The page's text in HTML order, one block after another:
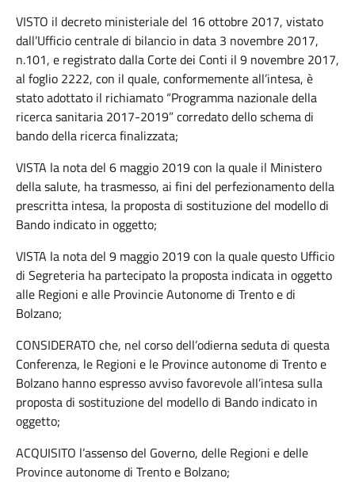
VISTO il decreto ministeriale del 16 ottobre 2017, vistato
dall’Ufficio centrale di bilancio in data 3 novembre 2017,
n.101, e registrato dalla Corte dei Conti il 9 novembre 2017,
al foglio 2222, con il quale, conformemente all’intesa, è
stato adottato il richiamato “Programma nazionale della
ricerca sanitaria 2017-2019” corredato dello schema di
bando della ricerca finalizzata;
VISTA la nota del 6 maggio 2019 con la quale il Ministero
della salute, ha trasmesso, ai fini del perfezionamento della
prescritta intesa, la proposta di sostituzione del modello di
Bando indicato in oggetto;
VISTA la nota del 9 maggio 2019 con la quale questo Ufficio
di Segreteria ha partecipato la proposta indicata in oggetto
alle Regioni e alle Provincie Autonome di Trento e di
Bolzano;
CONSIDERATO che, nel corso dell’odierna seduta di questa
Conferenza, le Regioni e le Province autonome di Trento e
Bolzano hanno espresso avviso favorevole all’intesa sulla
proposta di sostituzione del modello di Bando indicato in
oggetto;
ACQUISITO l’assenso del Governo, delle Regioni e delle
Province autonome di Trento e Bolzano;